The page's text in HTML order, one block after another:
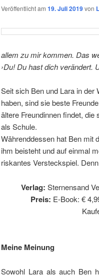
Veröffentlicht am 19. Juli 2019von
allem zu mir kommen. Das
›Du! Du hast dich verändert.
Seit sich Ben und Lara in der
haben, sind sie beste
ältere Freundinnen findet,
als Schule.
Währenddessen hat Ben mit
ihm beisteht und auf einmal
riskantes Versteckspiel.
Verlag: Sternensand
Preis: E-Book: €
Meine Meinung
Sowohl Lara als auch Ben